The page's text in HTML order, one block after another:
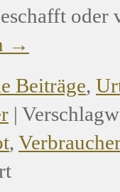
→
Beiträge,
|
,